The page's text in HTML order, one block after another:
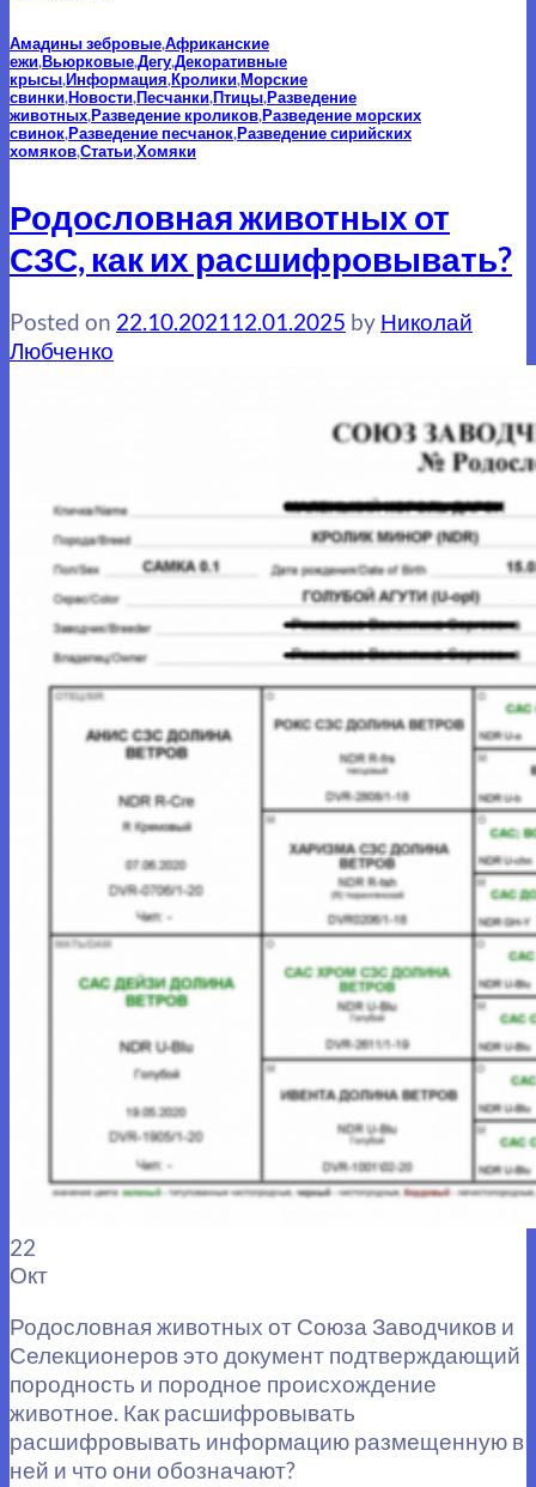
Амадины зебровые,Африканские
ежи,Вьюрковые,Дегу,Декоративные
крысы,Информация,Кролики,Морские
свинки,Новости,Песчанки,Птицы,Разведение
животных,Разведение кроликов,Разведение морских
свинок,Разведение песчанок,Разведение сирийских
хомяков,Статьи,Хомяки
Родословная животных от
СЗС, как их расшифровывать?
Posted on 22.10.202112.01.2025 by Николай
Любченко
22
Окт
Родословная животных от Союза Заводчиков и
Селекционеров это документ подтверждающий
породность и породное происхождение
животное. Как расшифровывать
расшифровывать информацию размещенную в
ней и что они обозначают?